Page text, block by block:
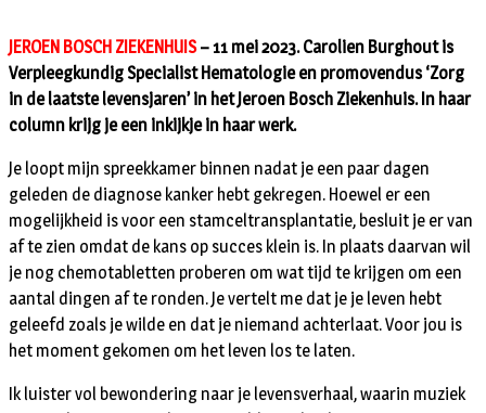
JEROEN BOSCH ZIEKENHUIS– 11 mei 2023. Carolien Burghout is
Verpleegkundig Specialist Hematologie en promovendus ‘Zorg
in de laatste levensjaren’ in het Jeroen Bosch Ziekenhuis. In haar
column krijg je een inkijkje in haar werk.
Je loopt mijn spreekkamer binnen nadat je een paar dagen
geleden de diagnose kanker hebt gekregen. Hoewel er een
mogelijkheid is voor een stamceltransplantatie, besluit je er van
af te zien omdat de kans op succes klein is. In plaats daarvan wil
je nog chemotabletten proberen om wat tijd te krijgen om een
aantal dingen af te ronden. Je vertelt me dat je je leven hebt
geleefd zoals je wilde en dat je niemand achterlaat. Voor jou is
het moment gekomen om het leven los te laten.
Ik luister vol bewondering naar je levensverhaal, waarin muziek